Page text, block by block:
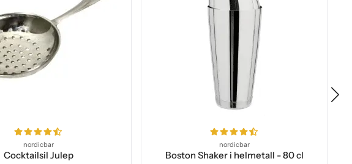
nordicbar
Cocktailsil Julep
nordicbar
Boston Shaker i helmetall - 80 cl